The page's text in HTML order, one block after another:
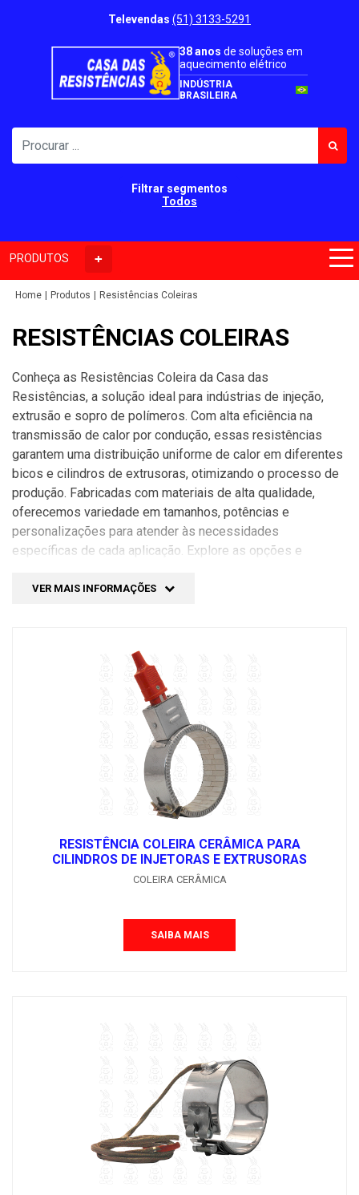
Televendas (51) 3133-5291
38 anos de soluções em
aquecimento elétrico
INDÚSTRIA
BRASILEIRA
Filtrar segmentos
Todos
PRODUTOS
Home Produtos Resistências Coleiras
RESISTÊNCIAS COLEIRAS
Conheça as Resistências Coleira da Casa das
Resistências, a solução ideal para indústrias de injeção,
extrusão e sopro de polímeros. Com alta eficiência na
transmissão de calor por condução, essas resistências
garantem uma distribuição uniforme de calor em diferentes
bicos e cilindros de extrusoras, otimizando o processo de
produção. Fabricadas com materiais de alta qualidade,
oferecemos variedade em tamanhos, potências e
personalizações para atender às necessidades
específicas de cada aplicação. Explore as opções e
polímeros.
VER MAIS INFORMAÇÕES
RESISTÊNCIA COLEIRA CERÂMICA PARA
CILINDROS DE INJETORAS E EXTRUSORAS
COLEIRA CERÂMICA
SAIBA MAIS